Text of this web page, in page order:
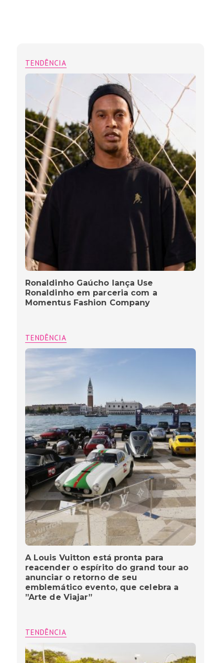
TENDÊNCIA
Ronaldinho Gaúcho lança Use
Ronaldinho em parceria com a
Momentus Fashion Company
TENDÊNCIA
A Louis Vuitton está pronta para
reacender o espírito do grand tour ao
anunciar o retorno de seu
emblemático evento, que celebra a
”Arte de Viajar”
TENDÊNCIA